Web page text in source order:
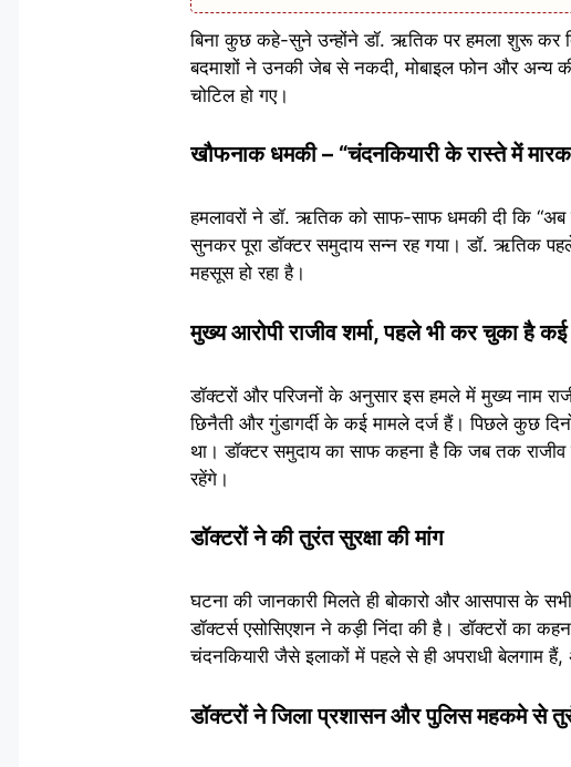
बिना कुछ कहे-सुने उन्होंने डॉ. ऋतिक पर हमला शुरू कर
बदमाशों ने उनकी जेब से नकदी, मोबाइल फोन और अन्य
चोटिल हो गए।
खौफनाक धमकी – “चंदनकियारी के रास्ते में
हमलावरों ने डॉ. ऋतिक को साफ-साफ धमकी दी कि
सुनकर पूरा डॉक्टर समुदाय सन्न रह गया। डॉ. ऋतिक
महसूस हो रहा है।
मुख्य आरोपी राजीव शर्मा, पहले भी कर चुका है कई
डॉक्टरों और परिजनों के अनुसार इस हमले में मुख्य नाम
छिनैती और गुंडागर्दी के कई मामले दर्ज हैं। पिछले कुछ
था। डॉक्टर समुदाय का साफ कहना है कि जब तक राजीव
रहेंगे।
डॉक्टरों ने की तुरंत सुरक्षा की मांग
घटना की जानकारी मिलते ही बोकारो और आसपास के
डॉक्टर्स एसोसिएशन ने कड़ी निंदा की है। डॉक्टरों का
चंदनकियारी जैसे इलाकों में पहले से ही अपराधी बेलगाम
डॉक्टरों ने जिला प्रशासन और पुलिस महकमे से